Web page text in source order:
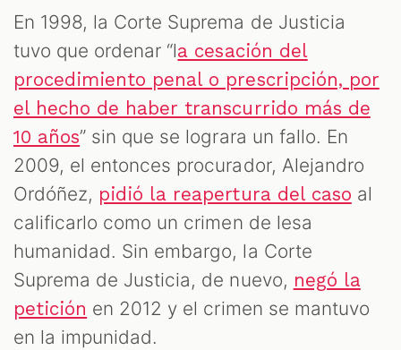
En 1998, la Corte Suprema de Justicia
tuvo que ordenar “la cesación del
procedimiento penal o prescripción, por
el hecho de haber transcurrido más de
10 años” sin que se lograra un fallo. En
2009, el entonces procurador, Alejandro
Ordóñez, pidió la reapertura del caso al
calificarlo como un crimen de lesa
humanidad. Sin embargo, la Corte
Suprema de Justicia, de nuevo, negó la
petición en 2012 y el crimen se mantuvo
en la impunidad.